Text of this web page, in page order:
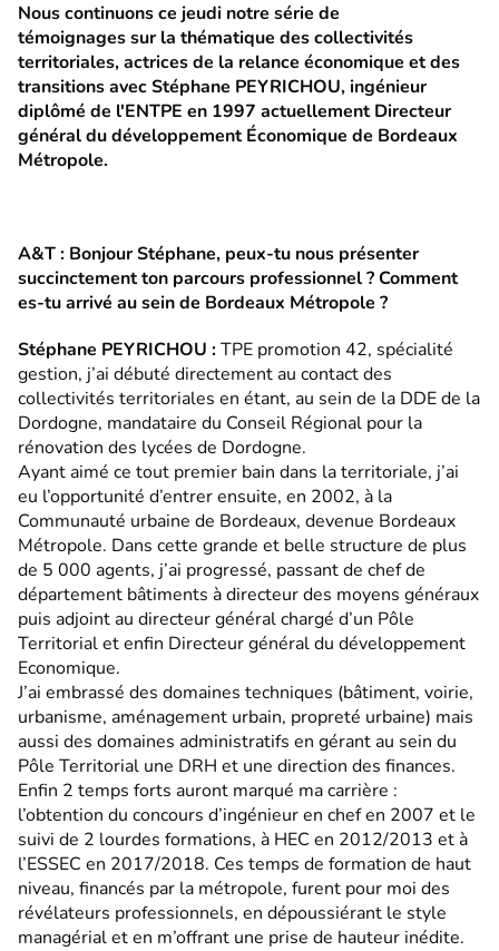
Nous continuons ce jeudi notre série de
témoignages sur la thématique des collectivités
territoriales, actrices de la relance économique et des
transitions avec Stéphane PEYRICHOU, ingénieur
diplômé de l'ENTPE en 1997 actuellement Directeur
général du développement Économique de Bordeaux
Métropole.
A&T : Bonjour Stéphane, peux-tu nous présenter
succinctement ton parcours professionnel ? Comment
es-tu arrivé au sein de Bordeaux Métropole ?
Stéphane PEYRICHOU :TPE promotion 42, spécialité
gestion, j’ai débuté directement au contact des
collectivités territoriales en étant, au sein de la DDE de la
Dordogne, mandataire du Conseil Régional pour la
rénovation des lycées de Dordogne.
Ayant aimé ce tout premier bain dans la territoriale, j’ai
eu l’opportunité d’entrer ensuite, en 2002, à la
Communauté urbaine de Bordeaux, devenue Bordeaux
Métropole. Dans cette grande et belle structure de plus
de 5 000 agents, j’ai progressé, passant de chef de
département bâtiments à directeur des moyens généraux
puis adjoint au directeur général chargé d’un Pôle
Territorial et enfin Directeur général du développement
Economique.
J’ai embrassé des domaines techniques (bâtiment, voirie,
urbanisme, aménagement urbain, propreté urbaine) mais
aussi des domaines administratifs en gérant au sein du
Pôle Territorial une DRH et une direction des finances.
Enfin 2 temps forts auront marqué ma carrière :
l’obtention du concours d’ingénieur en chef en 2007 et le
suivi de 2 lourdes formations, à HEC en 2012/2013 et à
l’ESSEC en 2017/2018. Ces temps de formation de haut
niveau, financés par la métropole, furent pour moi des
révélateurs professionnels, en dépoussiérant le style
managérial et en m’offrant une prise de hauteur inédite.